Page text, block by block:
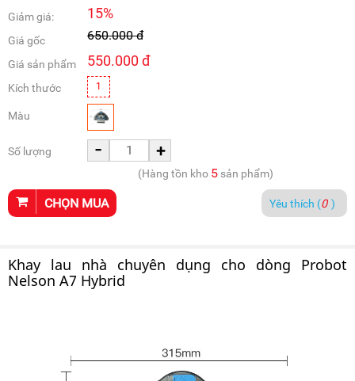
Giảm giá: 15%
Giá gốc 650.000 đ
Giá sản phẩm 550.000 đ
Kích thước 1
Màu
Số lượng - +
(Hàng tồn kho 5sản phẩm)
CHỌN MUA Yêu thích (0 )
Khay lau nhà chuyên dụng cho dòng Probot
Nelson A7 Hybrid